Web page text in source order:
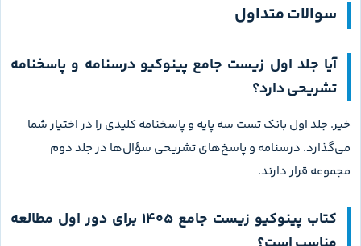
زیادی بگیرد. تست‌های دشوار برای همه مراحل مطالعه مناسب
الزاماً به پیشرفت تبدیل نمی‌شود. این کتاب همچنین جای خواندن
دقیق شکل‌ها، قیدها و فعالیت‌های کتاب درسی را نمی‌گیرد؛ نقش
از نظر انتخاب، قوت و محدودیت دقیقاً از یک ویژگی می‌آیند: تمرکز
شدید روی سؤال. برای دانش‌آموز آماده، این تمرکز ارزشمند است؛
می‌تواند مانع باشد. پس به‌جای برچسب‌زدن مطلق، ببین اکنون در
کدام مرحله‌ای و آیا برای جلد پاسخ و مرور کتاب درسی هم زمان